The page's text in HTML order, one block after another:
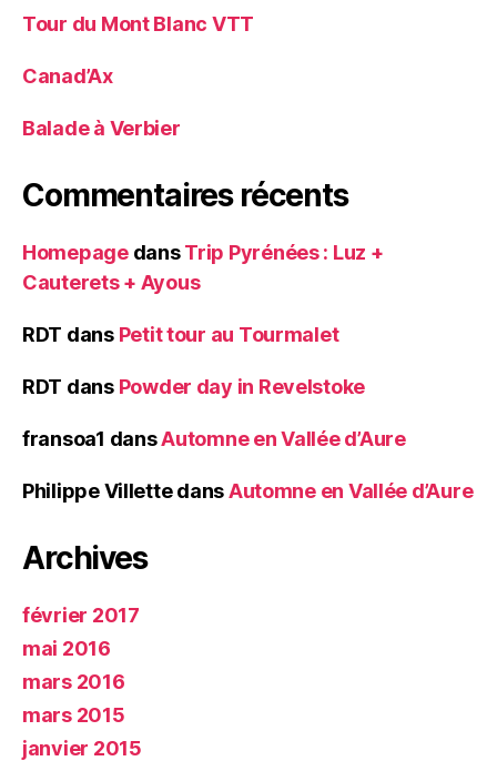
Tour du Mont Blanc VTT
Canad’Ax
Balade à Verbier
Commentaires récents
HomepagedansTrip Pyrénées : Luz +
Cauterets + Ayous
RDT dans Petit tour au Tourmalet
RDT dans Powder day in Revelstoke
fransoa1 dansAutomne en Vallée d’Aure
Philippe VillettedansAutomne en Vallée d’Aure
Archives
février 2017
mai 2016
mars 2016
mars 2015
janvier 2015